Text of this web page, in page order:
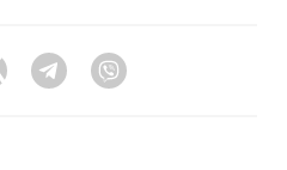
Twitter Telegram